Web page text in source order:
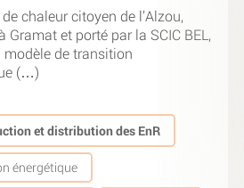
chaleur citoyen de l’Alzou,
Gramat et porté par la SCIC BEL,
modèle de transition
(…)
et distribution des EnR
énergétique